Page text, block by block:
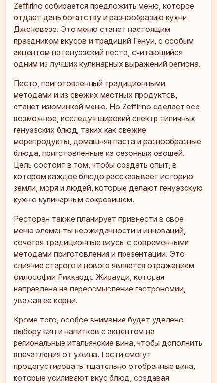
Zeffirino собирается предложить меню, которое
отдает дань богатству и разнообразию кухни
Дженовезе. Это меню станет настоящим
праздником вкусов и традиций Генуи, с особым
акцентом на генуэзский песто, считающийся
одним из лучших кулинарных выражений региона.
Песто, приготовленный традиционными
методами и из свежих местных продуктов,
станет изюминкой меню. Но Zeffirino сделает все
возможное, исследуя широкий спектр типичных
генуэзских блюд, таких как свежие
морепродукты, домашняя паста и разнообразные
блюда, приготовленные из сезонных овощей.
Цель состоит в том, чтобы создать опыт, в
котором каждое блюдо рассказывает историю
земли, моря и людей, которые делают генуэзскую
кухню кулинарным сокровищем.
Ресторан также планирует привнести в свое
меню элементы неожиданности и инноваций,
сочетая традиционные вкусы с современными
методами приготовления и презентации. Это
слияние старого и нового является отражением
философии Риккардо Жирауди, которая
направлена на переосмысление гастрономии,
уважая ее корни.
Кроме того, особое внимание будет уделено
выбору вин и напитков с акцентом на
региональные итальянские вина, чтобы дополнить
впечатления от ужина. Гости смогут
продегустировать тщательно отобранные вина,
которые усиливают вкус блюд, создавая